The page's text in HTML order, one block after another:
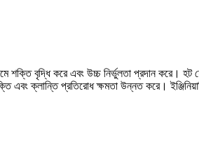
শক্তি বৃদ্ধি করে এবং উচ্চ নির্ভুলতা প্রদান করে।
ক্লান্তি প্রতিরোধ ক্ষমতা উন্নত করে।